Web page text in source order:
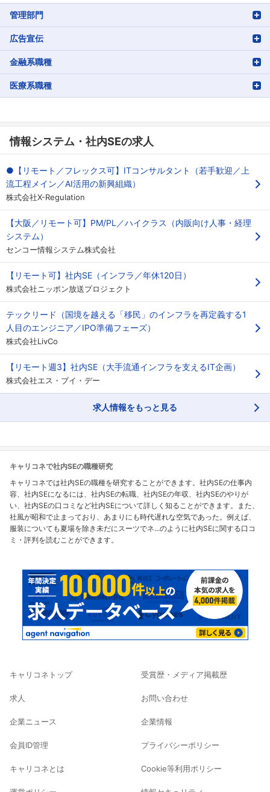
管理部門
広告宣伝
金融系職種
医療系職種
情報システム・社内SEの求人
●【リモート／フレックス可】ITコンサルタント（若手歓迎／上
流工程メイン／AI活用の新興組織）
株式会社X-Regulation
【大阪／リモート可】PM/PL／ハイクラス（内販向け人事・経理
システム）
センコー情報システム株式会社
【リモート可】社内SE（インフラ／年休120日）
株式会社ニッポン放送プロジェクト
テックリード（国境を越える「移民」のインフラを再定義する1
人目のエンジニア／IPO準備フェーズ）
株式会社LivCo
【リモート週3】社内SE（大手流通インフラを支えるIT企画）
株式会社エス・ブイ・デー
求人情報をもっと見る
キャリコネで社内SEの職種研究
キャリコネでは社内SEの職種を研究することができます。社内SEの仕事内
容、社内SEになるには、社内SEの転職、社内SEの年収、社内SEのやりが
い、社内SEの口コミなど社内SEについて詳しく知ることができます。また、
社風が昭和で止まっており、あまりにも時代遅れな空気であった。例えば、
服装についても夏場を除き未だにスーツでネ...のように社内SEに関する口コ
ミ・評判を読むことができます。
キャリコネトップ
求人
企業ニュース
会員ID管理
キャリコネとは
受賞歴・メディア掲載歴
お問い合わせ
企業情報
プライバシーポリシー
Cookie等利用ポリシー